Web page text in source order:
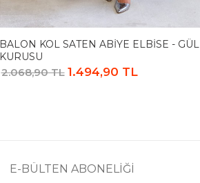
BALON KOL SATEN ABIYE ELBISE - GÜL
KURUSU
2.068,90 TL 1.494,90 TL
E-BÜLTEN ABONELİĞİ